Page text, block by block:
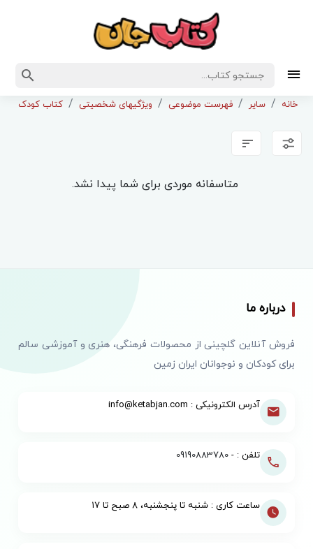
خانه سایر فهرست موضوعی ویژگیهای شخصیتی کتاب کودک
متاسفانه موردی برای شما پیدا نشد.
درباره ما
فروش آنلاین گلچینی از محصولات فرهنگی، هنری و آموزشی سالم
برای کودکان و نوجوانان ایران زمین
آدرس الکترونیکی : info@ketabjan.com
تلفن : -09190883780
ساعت کاری : شنبه تا پنجشنبه، ۸ صبح تا ۱۷